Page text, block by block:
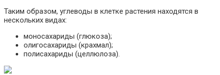
Таким образом, углеводы в клетке растения находятся в
нескольких видах:
моносахариды (глюкоза);
олигосахариды (крахмал);
полисахариды (целлюлоза).